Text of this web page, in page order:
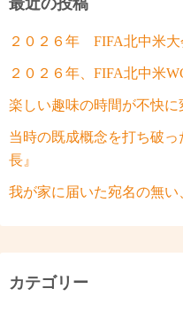
最近の投稿
２０２６年 FIFA北中米大
２０２６年、FIFA北中米
楽しい趣味の時間が不快に
当時の既成概念を打ち破
長』
我が家に届いた宛名の無い
カテゴリー